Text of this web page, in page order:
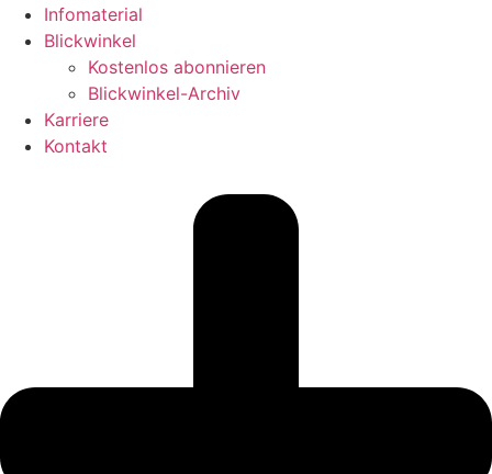
Infomaterial
Blickwinkel
Kostenlos abonnieren
Blickwinkel-Archiv
Karriere
Kontakt